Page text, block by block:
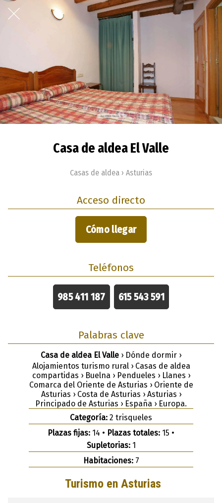
Casa de aldea El Valle
Casas de aldea › Asturias
Acceso directo
Cómo llegar
Teléfonos
985 411 187 615 543 591
Palabras clave
Casa de aldea El Valle › Dónde dormir ›
Alojamientos turismo rural › Casas de aldea
compartidas › Buelna › Pendueles › Llanes ›
Comarca del Oriente de Asturias › Oriente de
Asturias › Costa de Asturias › Asturias ›
Principado de Asturias › España › Europa.
Categoría: 2 trisqueles
Plazas fijas: 14 • Plazas totales: 15 •
Supletorias:1
Habitaciones:7